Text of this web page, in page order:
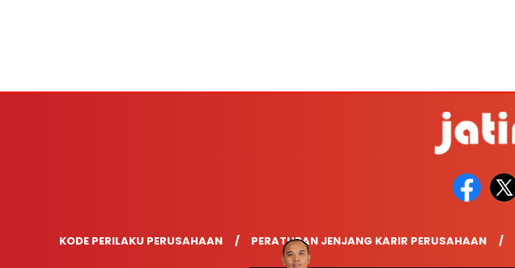
KODE PERILAKU PERUSAHAAN PERATURAN JENJANG KARIR PERUSAHAAN